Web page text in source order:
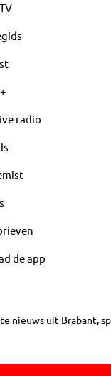
radio
de app
nieuws uit Brabant,